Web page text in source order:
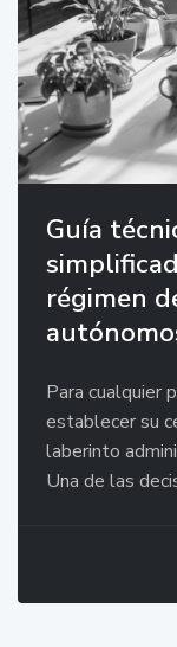
Guía
régimen
Para cualquier
establecer su
laberinto
Una de las